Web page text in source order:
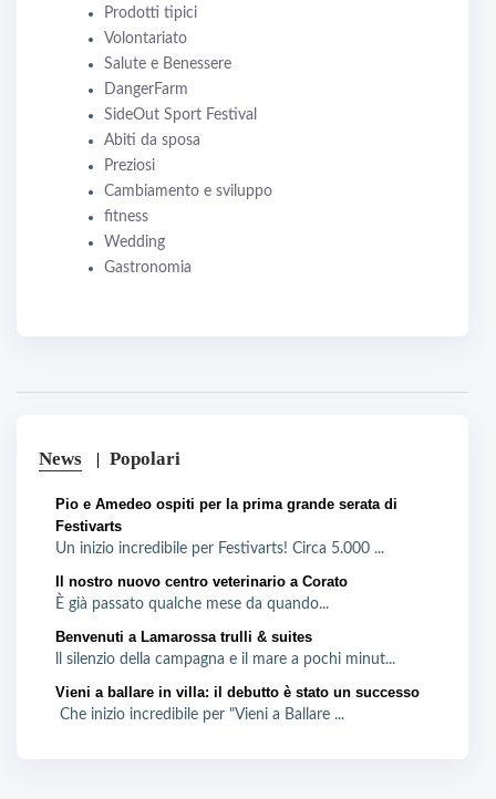
Prodotti tipici
Volontariato
Salute e Benessere
DangerFarm
SideOut Sport Festival
Abiti da sposa
Preziosi
Cambiamento e sviluppo
fitness
Wedding
Gastronomia
News Popolari
Pio e Amedeo ospiti per la prima grande serata di
Festivarts
Un inizio incredibile per Festivarts! Circa 5.000 ...
Il nostro nuovo centro veterinario a Corato
È già passato qualche mese da quando...
Benvenuti a Lamarossa trulli & suites
ll silenzio della campagna e il mare a pochi minut...
Vieni a ballare in villa: il debutto è stato un successo
Che inizio incredibile per "Vieni a Ballare ...